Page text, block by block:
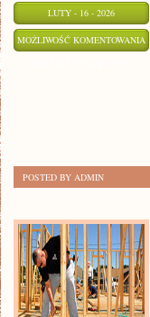
LUTY - 16 - 2026
MOŻLIWOŚĆ KOMENTOWANIA
POSTED BY ADMIN